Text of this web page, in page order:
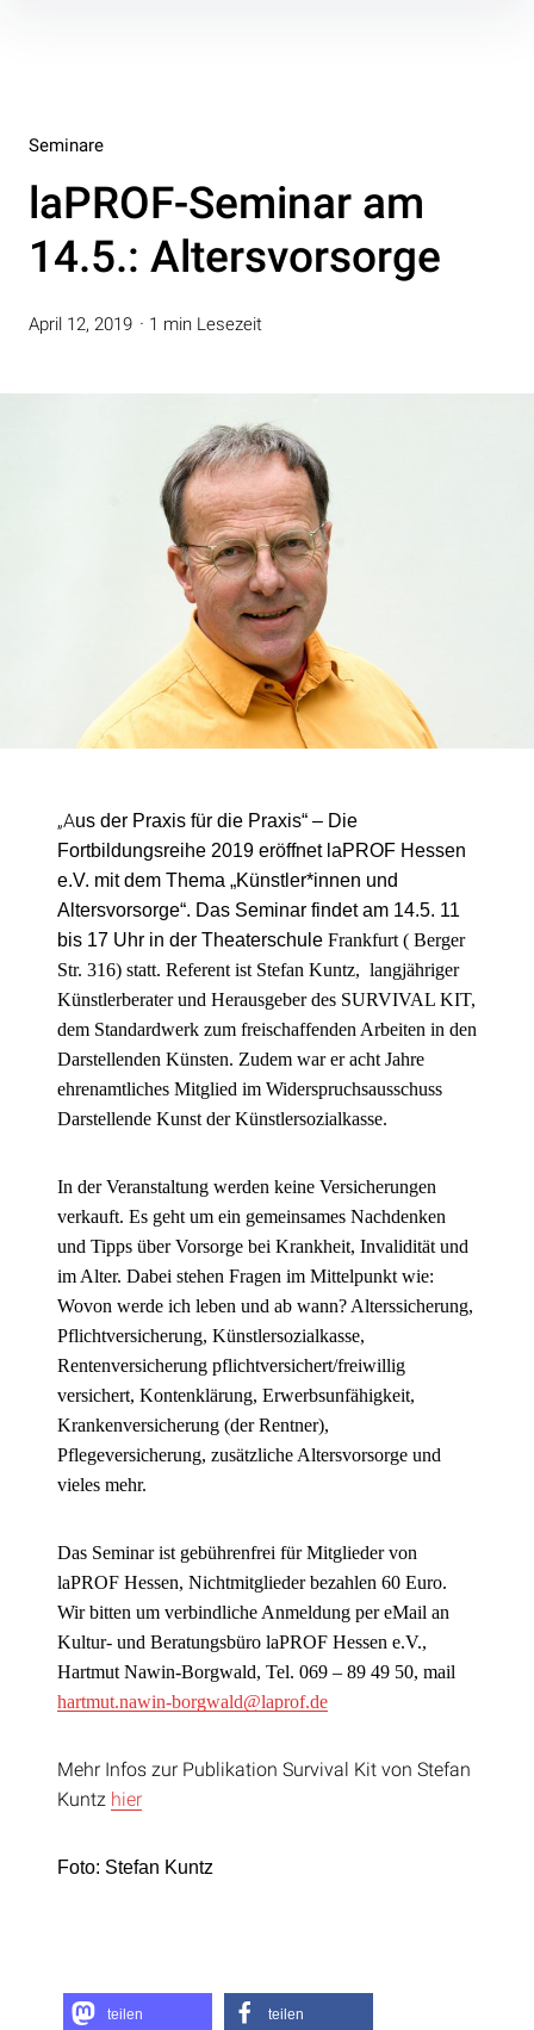
Seminare
laPROF-Seminar am
14.5.: Altersvorsorge
April 12, 2019 1 min Lesezeit
„Aus der Praxis für die Praxis“ – Die
Fortbildungsreihe 2019 eröffnet laPROF Hessen
e.V. mit dem Thema „Künstler*innen und
Altersvorsorge“. Das Seminar findet am 14.5. 11
bis 17 Uhr in der Theaterschule Frankfurt ( Berger
Str. 316) statt. Referent ist Stefan Kuntz, langjähriger
Künstlerberater und Herausgeber des SURVIVAL KIT,
dem Standardwerk zum freischaffenden Arbeiten in den
Darstellenden Künsten. Zudem war er acht Jahre
ehrenamtliches Mitglied im Widerspruchsausschuss
Darstellende Kunst der Künstlersozialkasse.
In der Veranstaltung werden keine Versicherungen
verkauft. Es geht um ein gemeinsames Nachdenken
und Tipps über Vorsorge bei Krankheit, Invalidität und
im Alter. Dabei stehen Fragen im Mittelpunkt wie:
Wovon werde ich leben und ab wann? Alterssicherung,
Pflichtversicherung, Künstlersozialkasse,
Rentenversicherung pflichtversichert/freiwillig
versichert, Kontenklärung, Erwerbsunfähigkeit,
Krankenversicherung (der Rentner),
Pflegeversicherung, zusätzliche Altersvorsorge und
vieles mehr.
Das Seminar ist gebührenfrei für Mitglieder von
laPROF Hessen, Nichtmitglieder bezahlen 60 Euro.
Wir bitten um verbindliche Anmeldung per eMail an
Kultur- und Beratungsbüro laPROF Hessen e.V.,
Hartmut Nawin-Borgwald, Tel. 069 – 89 49 50, mail
hartmut.nawin-borgwald@laprof.de
Mehr Infos zur Publikation Survival Kit von Stefan
Kuntz hier
Foto: Stefan Kuntz
teilen teilen